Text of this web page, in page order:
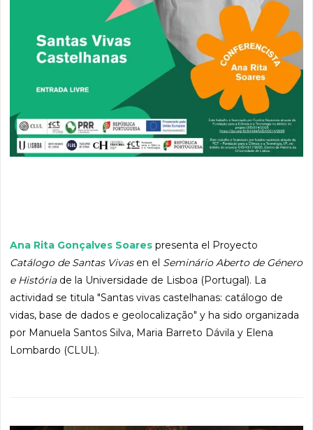
Ana Rita Gonçalves Soares presenta el Proyecto
Catálogo de Santas Vivasen el Seminário Aberto de Género
e História de la Universidade de Lisboa (Portugal). La
actividad se titula "Santas vivas castelhanas: catálogo de
vidas, base de dados e geolocalização" y ha sido organizada
por Manuela Santos Silva, Maria Barreto Dávila y Elena
Lombardo (CLUL).